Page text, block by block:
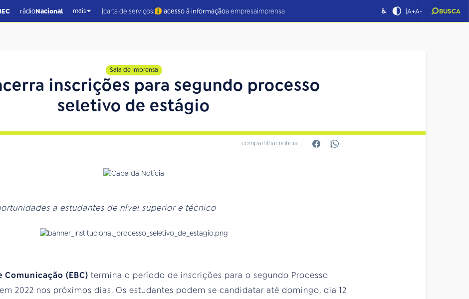
rádioNacional mais |carta de serviços| acesso à informaçãoa empresaimprensa ♿| |A+A- BUSCA
Sala de Imprensa
inscrições para segundo processo
seletivo de estágio
compartilhar notícia
a estudantes de nível superior e técnico
Comunicação (EBC) termina o período de inscrições para o segundo Processo
2022 nos próximos dias. Os estudantes podem se candidatar até domingo, dia 12